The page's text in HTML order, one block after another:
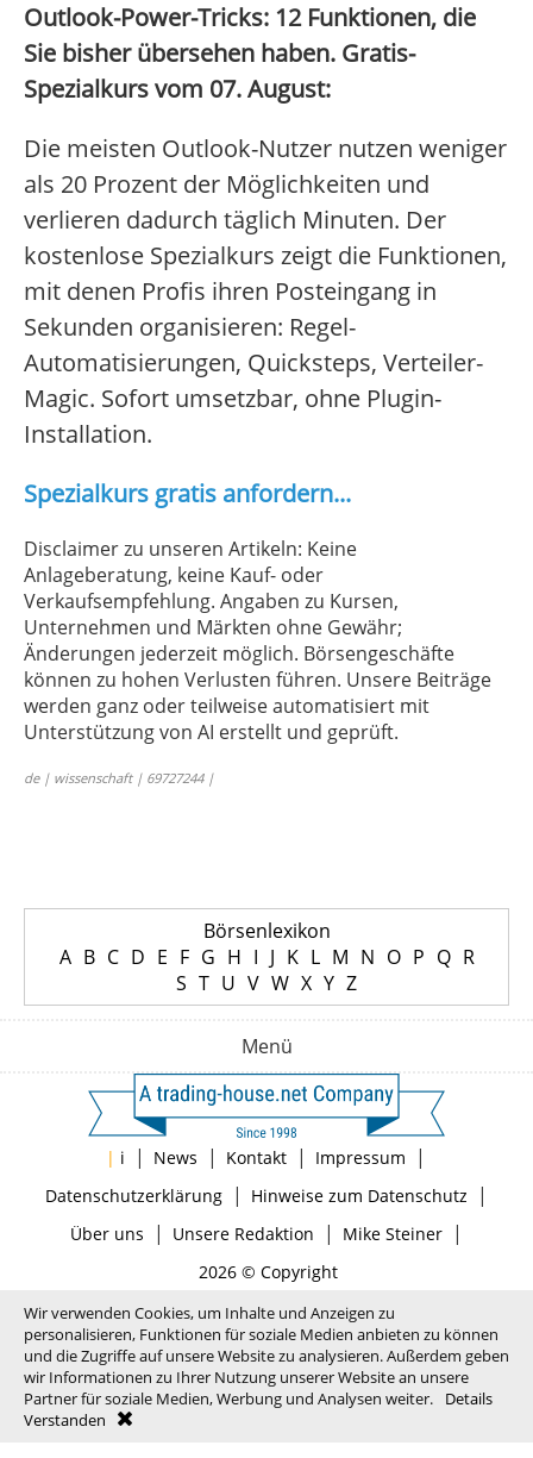
Outlook-Power-Tricks: 12 Funktionen, die
Sie bisher übersehen haben. Gratis-
Spezialkurs vom 07. August:
Die meisten Outlook-Nutzer nutzen weniger
als 20 Prozent der Möglichkeiten und
verlieren dadurch täglich Minuten. Der
kostenlose Spezialkurs zeigt die Funktionen,
mit denen Profis ihren Posteingang in
Sekunden organisieren: Regel-
Automatisierungen, Quicksteps, Verteiler-
Magic. Sofort umsetzbar, ohne Plugin-
Installation.
Spezialkurs gratis anfordern...
Disclaimer zu unseren Artikeln: Keine
Anlageberatung, keine Kauf- oder
Verkaufsempfehlung. Angaben zu Kursen,
Unternehmen und Märkten ohne Gewähr;
Änderungen jederzeit möglich. Börsengeschäfte
können zu hohen Verlusten führen. Unsere Beiträge
werden ganz oder teilweise automatisiert mit
Unterstützung von AI erstellt und geprüft.
de | wissenschaft | 69727244 |
Börsenlexikon
A B C D E F G H I J K L M N O P Q R
S T U V W X Y Z
Menü
| i | News | Kontakt | Impressum |
Datenschutzerklärung| Hinweise zum Datenschutz |
Über uns | Unsere Redaktion | Mike Steiner|
2026 © Copyright
Wir verwenden Cookies, um Inhalte und Anzeigen zu
personalisieren, Funktionen für soziale Medien anbieten zu können
und die Zugriffe auf unsere Website zu analysieren. Außerdem geben
wir Informationen zu Ihrer Nutzung unserer Website an unsere
Partner für soziale Medien, Werbung und Analysen weiter.
Details
Verstanden